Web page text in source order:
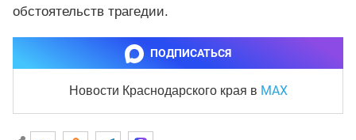
обстоятельств трагедии.
ПОДПИСАТЬСЯ
Новости Краснодарского края в MAX